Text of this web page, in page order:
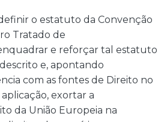
o estatuto da Convenção
Tratado de
e reforçar tal estatuto
e, apontando
com as fontes de Direito no
exortar a
da União Europeia na